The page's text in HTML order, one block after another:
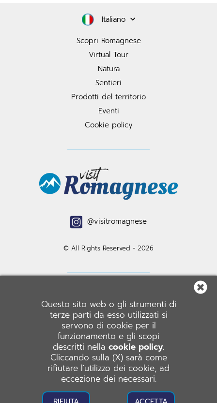
Questo sito web o gli strumenti di
terze parti da esso utilizzati si
servono di cookie per il
funzionamento e gli scopi
descritti nella cookie policy.
Cliccando sulla (X) sarà come
rifiutare l'utilizzo dei cookie, ad
eccezione dei necessari.
Italiano
Scopri Romagnese
Virtual Tour
Natura
Sentieri
Prodotti del territorio
Eventi
Cookie policy
@visitromagnese
© All Rights Reserved - 2026
COMUNE DI ROMAGNESE
Piazza Castello, 1 - 27050 Romagnese (PV)
Codice fiscale: 00475450185
Telefono: (+39) 0383 580001
Email: comune.romagnese@virgilio.it